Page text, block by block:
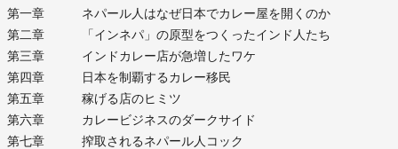
第一章 ネパール人はなぜ日本でカレー屋を開くのか
第二章 「インネパ」の原型をつくったインド人たち
第三章 インドカレー店が急増したワケ
第四章 日本を制覇するカレー移民
第五章 稼げる店のヒミツ
第六章 カレービジネスのダークサイド
第七章 搾取されるネパール人コック